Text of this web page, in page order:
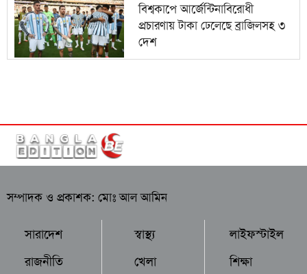
বিশ্বকাপে আর্জেন্টিনাবিরোধী
প্রচারণায় টাকা ঢেলেছে ব্রাজিলসহ ৩
দেশ
সম্পাদক ও প্রকাশক: মোঃ আল আমিন
সারাদেশ
রাজনীতি
স্বাস্থ্য
খেলা
লাইফস্টাইল
শিক্ষা